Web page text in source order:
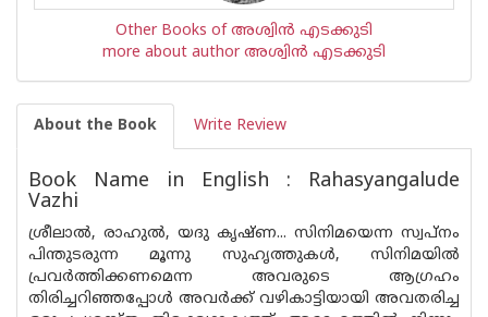
Other Books of അശ്വിന്‍ എടക്കുടി
more about author അശ്വിന്‍ എടക്കുടി
About the Book Write Review
Book Name in English : Rahasyangalude
Vazhi
ശ്രീലാൽ, രാഹുൽ, യദു കൃഷ്ണ... സിനിമയെന്ന സ്വപ്നം
പിന്തുടരുന്ന മൂന്നു സുഹൃത്തുകൾ, സിനിമയിൽ
പ്രവർത്തിക്കണമെന്ന അവരുടെ ആഗ്രഹം
തിരിച്ചറിഞ്ഞപ്പോൾ അവർക്ക് വഴികാട്ടിയായി അവതരിച്ച